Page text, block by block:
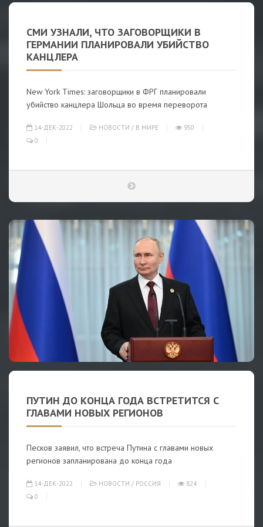
СМИ УЗНАЛИ, ЧТО ЗАГОВОРЩИКИ В
ГЕРМАНИИ ПЛАНИРОВАЛИ УБИЙСТВО
КАНЦЛЕРА
New York Times: заговорщики в ФРГ планировали
убийство канцлера Шольца во время переворота
14-ДЕК-2022 НОВОСТИ / В МИРЕ
950
0
ПУТИН ДО КОНЦА ГОДА ВСТРЕТИТСЯ С
ГЛАВАМИ НОВЫХ РЕГИОНОВ
Песков заявил, что встреча Путина с главами новых
регионов запланирована до конца года
14-ДЕК-2022 НОВОСТИ / РОССИЯ
824
0